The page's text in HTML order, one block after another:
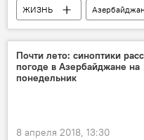
ЖИЗНЬ
Азербайджан
Происшествия
Новости мира
Грузия
Ильхам Алиев
Почти лето: синоптики
погоде в Азербайджане на
понедельник
8 апреля 2018, 13:30